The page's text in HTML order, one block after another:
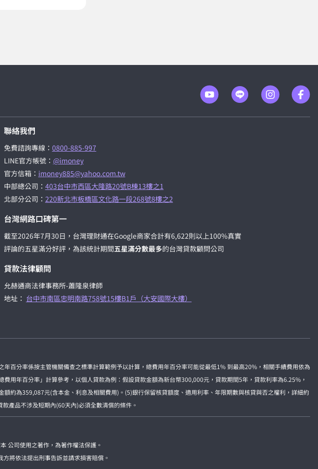
聯絡我們
免費諮詢專線： 0800-885-997
LINE官方帳號： @imoney
官方信箱： imoney885@yahoo.com.tw
中部總公司： 403台中市西區大隆路20號B棟13樓之1
北部分公司： 220新北市板橋區文化路一段268號8樓之2
台灣網路口碑第一
截至2026年7月30日，台灣理財通在Google商家合計有6,622則以上100%真實
評論的五星滿分好評，為該統計期間五星滿分數最多的台灣貸款顧問公司
貸款法律顧問
允赫通商法律事務所-蕭隆泉律師
地址： 台中市南區忠明南路758號15樓B1戶（大安國際大樓）
百分率係按主管機關備查之標準計算範例予以計算，總費用年百分率可能從最低1% 到最高20%，相關手續費用依為
用年百分率」計算參考，以個人貸款為例：假設貸款金額為新台幣300,000元，貸款期間5年，貸款利率為6.25%，
約為359,087元(含本金、利息及相關費用)。(5)銀行保留核貸額度、適用利率、年限期數與核貸與否之權利，詳細約
產品不涉及短期內(60天內)必須全數清償的條件。
公司使用之著作，為著作權法保護。
將依法提出刑事告訴並請求損害賠償。